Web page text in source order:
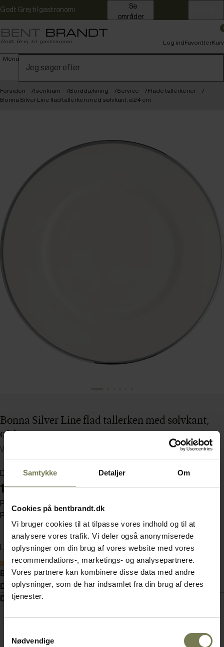
Samtykke Detaljer Om
Cookies på bentbrandt.dk
Vi bruger cookies til at tilpasse vores indhold og til at
analysere vores trafik. Vi deler også anonymiserede
oplysninger om din brug af vores website med vores
recommendations-, marketings- og analysepartnere.
Vores partnere kan kombinere disse data med andre
oplysninger, som de har indsamlet fra din brug af deres
tjenester.
Nødvendige
Godt Grej til gastronomi
områder
Menu
Log indFavoritterKurv
Forsiden Isenkram Borddækning Service
Flade tallerkener
Bonna Silver Line flad tallerken med sølvkant, ø24 cm
Bonna Silver Line flad tallerken med sølvkant,
ø24 cm
Varenummer: 12441062
Din pris (ekskl. moms)
142,00 kr./stk.
Pakker af 6 stk.
Pris pr. pakke 852,00 kr. (ekskl. moms)
Læg i kurv
Bestillingsvare
Beskrivelse
Detaljer
Dokumenter